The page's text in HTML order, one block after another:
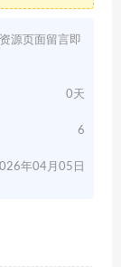
源页面留言即
0天
6
年04月05日